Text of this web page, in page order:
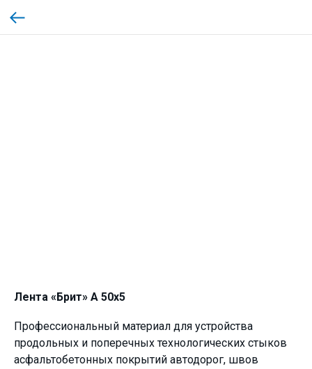
Лента «Брит» А 50х5
Профессиональный материал для устройства
продольных и поперечных технологических стыков
асфальтобетонных покрытий автодорог, швов